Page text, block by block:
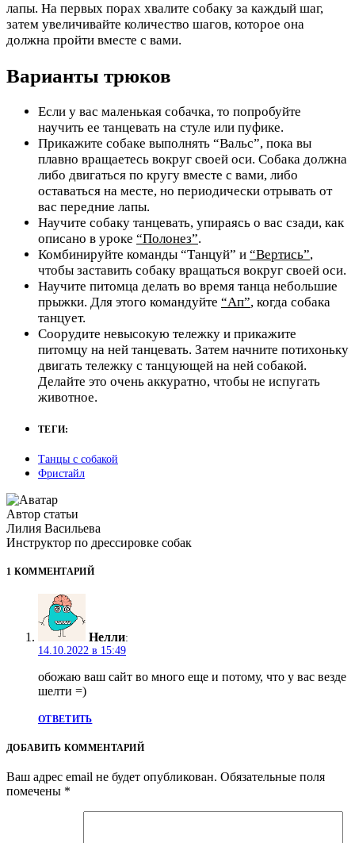
лапы. На первых порах хвалите собаку за каждый шаг,
затем увеличивайте количество шагов, которое она
должна пройти вместе с вами.
Варианты трюков
Если у вас маленькая собачка, то попробуйте
научить ее танцевать на стуле или пуфике.
Прикажите собаке выполнять “Вальс”, пока вы
плавно вращаетесь вокруг своей оси. Собака должна
либо двигаться по кругу вместе с вами, либо
оставаться на месте, но периодически отрывать от
вас передние лапы.
Научите собаку танцевать, упираясь о вас сзади, как
описано в уроке “Полонез”.
Комбинируйте команды “Танцуй” и “Вертись”,
чтобы заставить собаку вращаться вокруг своей оси.
Научите питомца делать во время танца небольшие
прыжки. Для этого командуйте “Ап”, когда собака
танцует.
Соорудите невысокую тележку и прикажите
питомцу на ней танцевать. Затем начните потихоньку
двигать тележку с танцующей на ней собакой.
Делайте это очень аккуратно, чтобы не испугать
животное.
ТЕГИ:
Танцы с собакой
Фристайл
Автор статьи
Лилия Васильева
Инструктор по дрессировке собак
1 КОММЕНТАРИЙ
Нелли:
14.10.2022 в 15:49
обожаю ваш сайт во много еще и потому, что у вас везде
шелти =)
ОТВЕТИТЬ
ДОБАВИТЬ КОММЕНТАРИЙ
Ваш адрес email не будет опубликован. Обязательные поля
помечены *